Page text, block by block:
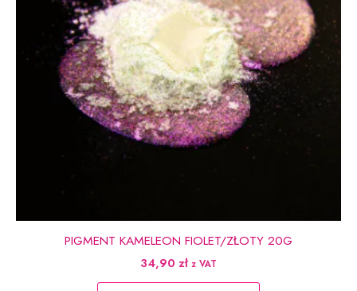
PIGMENT KAMELEON FIOLET/ZŁOTY 20G
34,90 zł z VAT